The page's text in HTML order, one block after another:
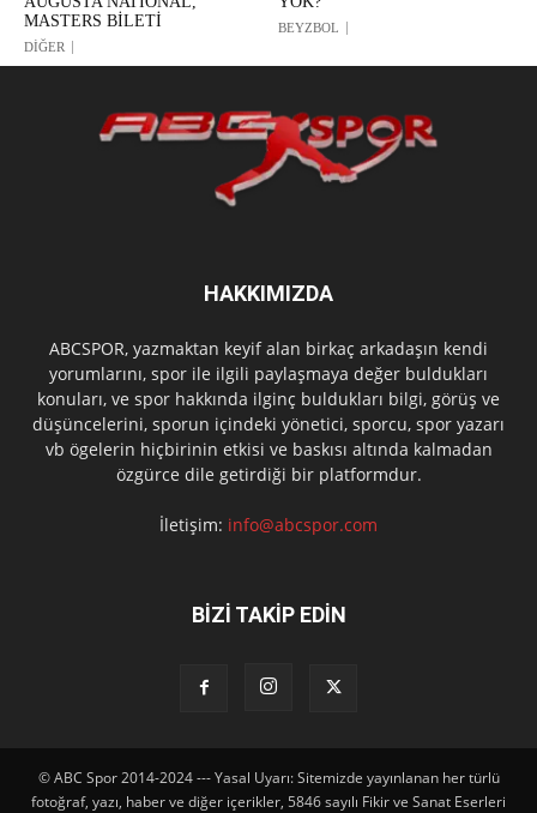
MASTERS BİLETİ
DİĞER
BEYZBOL
HAKKIMIZDA
ABCSPOR, yazmaktan keyif alan birkaç arkadaşın kendi
yorumlarını, spor ile ilgili paylaşmaya değer buldukları
konuları, ve spor hakkında ilginç buldukları bilgi, görüş ve
düşüncelerini, sporun içindeki yönetici, sporcu, spor yazarı
vb ögelerin hiçbirinin etkisi ve baskısı altında kalmadan
özgürce dile getirdiği bir platformdur.
İletişim: info@abcspor.com
BİZİ TAKİP EDİN
© ABC Spor 2014-2024 --- Yasal Uyarı: Sitemizde yayınlanan her türlü
fotoğraf, yazı, haber ve diğer içerikler, 5846 sayılı Fikir ve Sanat Eserleri